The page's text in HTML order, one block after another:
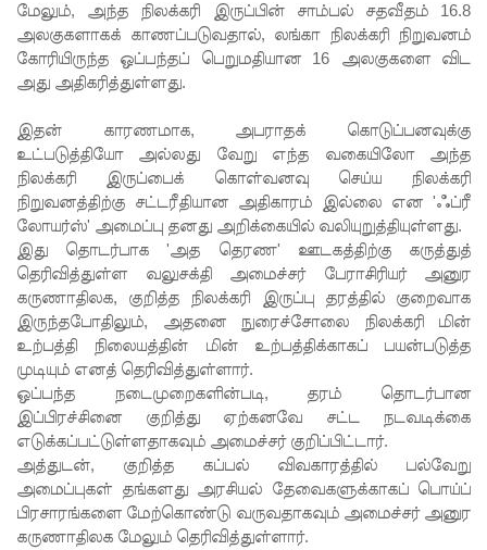
யர்களை
இலக்கு
வைத்து
இணைய
வழிப் பண
மோசடி -
எச்சரிக்
கை!
குவைத் –
கொழும்பு
ஸ்ரீலங்கன்
விமான
சேவை
மீண்டும்
ஆரம்பம்!
மேலும், அந்த நிலக்கரி இருப்பின் சாம்பல் சதவீதம் 16.8
அலகுகளாகக் காணப்படுவதால், லங்கா நிலக்கரி நிறுவனம்
கோரியிருந்த ஒப்பந்தப் பெறுமதியான 16 அலகுகளை விட
அது அதிகரித்துள்ளது.
இதன் காரணமாக, அபராதக் கொடுப்பனவுக்கு
உட்படுத்தியோ அல்லது வேறு எந்த வகையிலோ அந்த
நிலக்கரி இருப்பைக் கொள்வனவு செய்ய நிலக்கரி
நிறுவனத்திற்கு சட்டரீதியான அதிகாரம் இல்லை என 'ஃப்ரீ
லோயர்ஸ்' அமைப்பு தனது அறிக்கையில் வலியுறுத்தியுள்ளது.
இது தொடர்பாக 'அத தெரண' ஊடகத்திற்கு கருத்துத்
தெரிவித்துள்ள வலுசக்தி அமைச்சர் பேராசிரியர் அனுர
கருணாதிலக, குறித்த நிலக்கரி இருப்பு தரத்தில் குறைவாக
இருந்தபோதிலும், அதனை நுரைச்சோலை நிலக்கரி மின்
உற்பத்தி நிலையத்தின் மின் உற்பத்திக்காகப் பயன்படுத்த
முடியும் எனத் தெரிவித்துள்ளார்.
ஒப்பந்த நடைமுறைகளின்படி, தரம் தொடர்பான
இப்பிரச்சினை குறித்து ஏற்கனவே சட்ட நடவடிக்கை
எடுக்கப்பட்டுள்ளதாகவும் அமைச்சர் குறிப்பிட்டார்.
அத்துடன், குறித்த கப்பல் விவகாரத்தில் பல்வேறு
அமைப்புகள் தங்களது அரசியல் தேவைகளுக்காகப் பொய்ப்
பிரசாரங்களை மேற்கொண்டு வருவதாகவும் அமைச்சர் அனுர
கருணாதிலக மேலும் தெரிவித்துள்ளார்.